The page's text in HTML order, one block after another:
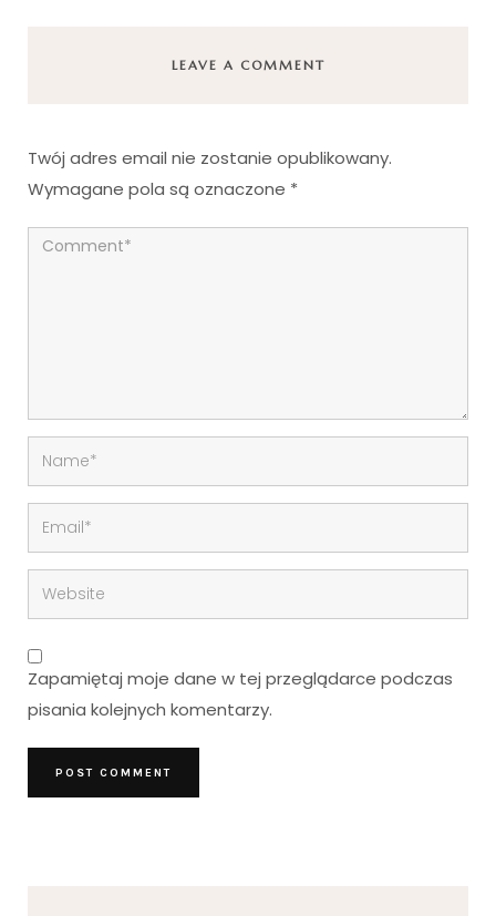
LEAVE A COMMENT
Twój adres email nie zostanie opublikowany.
Wymagane pola są oznaczone *
Zapamiętaj moje dane w tej przeglądarce podczas
pisania kolejnych komentarzy.